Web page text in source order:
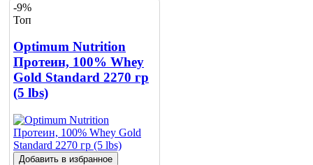
-9%
Топ
Optimum Nutrition
Протеин, 100% Whey
Gold Standard 2270 гр
(5 lbs)
Добавить в избранное